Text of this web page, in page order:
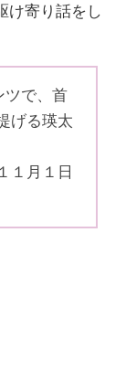
け寄り話をし
ツで、首
げる瑛太
１月１日